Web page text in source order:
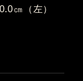
㎝（左）